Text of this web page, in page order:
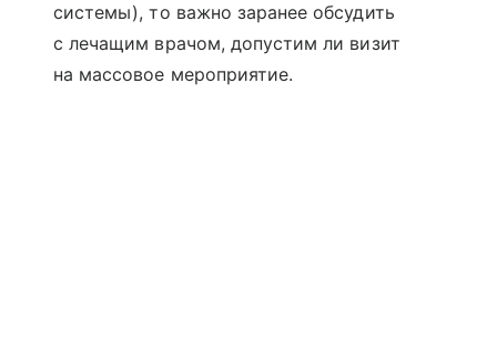
системы), то важно заранее обсудить
с лечащим врачом, допустим ли визит
на массовое мероприятие.